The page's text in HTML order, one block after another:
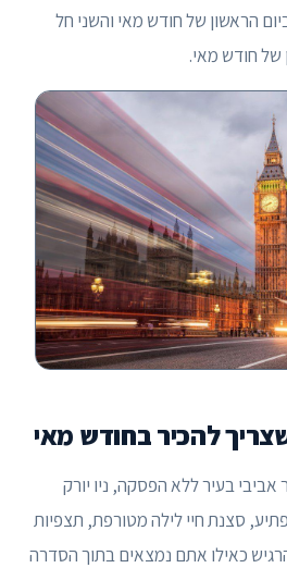
הראשון של חודש מאי והשני חל
של חודש מאי.
שצריך להכיר בחודש מאי
אביבי בעיר ללא הפסקה, ניו יורק
סצנת חיי לילה מטורפת, תצפיות
כאילו אתם נמצאים בתוך הסדרה